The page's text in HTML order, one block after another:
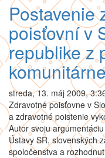
Postavenie
poisťovní v
republike z
streda, 13. máj 2009,
Zdravotné poisťovne v
a zdravotné poistenie
Autor svoju
Ústavy SR, slovenských
spoločenstva a